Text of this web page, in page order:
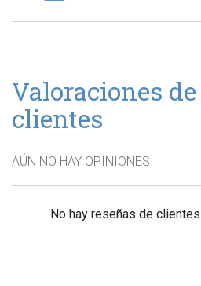
Valoraciones
clientes
AÚN NO HAY OPINIONES
No hay reseñas de